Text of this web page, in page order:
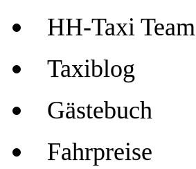
HH-Taxi Team
Taxiblog
Gästebuch
Fahrpreise